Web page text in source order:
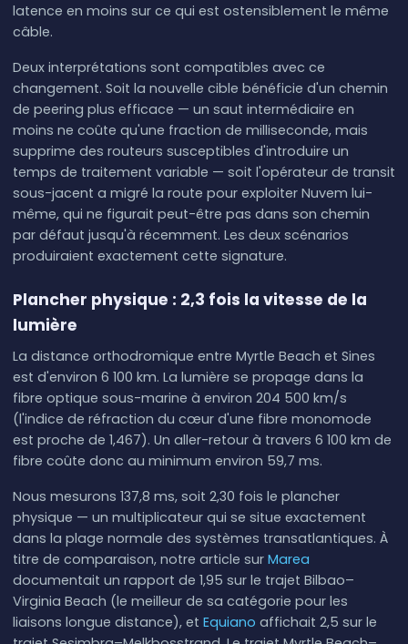
latence en moins sur ce qui est ostensiblement le même
câble.
Deux interprétations sont compatibles avec ce
changement. Soit la nouvelle cible bénéficie d'un chemin
de peering plus efficace — un saut intermédiaire en
moins ne coûte qu'une fraction de milliseconde, mais
supprime des routeurs susceptibles d'introduire un
temps de traitement variable — soit l'opérateur de transit
sous-jacent a migré la route pour exploiter Nuvem lui-
même, qui ne figurait peut-être pas dans son chemin
par défaut jusqu'à récemment. Les deux scénarios
produiraient exactement cette signature.
Plancher physique : 2,3 fois la vitesse de la
lumière
La distance orthodromique entre Myrtle Beach et Sines
est d'environ 6 100 km. La lumière se propage dans la
fibre optique sous-marine à environ 204 500 km/s
(l'indice de réfraction du cœur d'une fibre monomode
est proche de 1,467). Un aller-retour à travers 6 100 km de
fibre coûte donc au minimum environ 59,7 ms.
Nous mesurons 137,8 ms, soit 2,30 fois le plancher
physique — un multiplicateur qui se situe exactement
dans la plage normale des systèmes transatlantiques. À
titre de comparaison, notre article sur Marea
documentait un rapport de 1,95 sur le trajet Bilbao–
Virginia Beach (le meilleur de sa catégorie pour les
liaisons longue distance), et Equiano affichait 2,5 sur le